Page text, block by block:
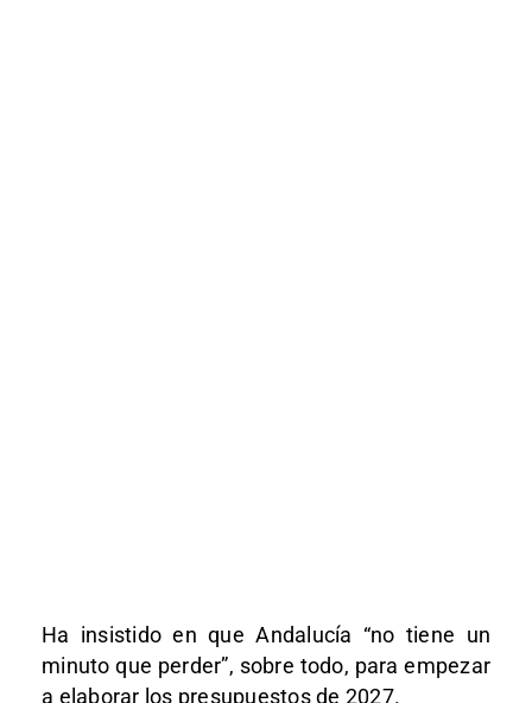
Ha insistido en que Andalucía “no tiene un
minuto que perder”, sobre todo, para empezar
a elaborar los presupuestos de 2027.